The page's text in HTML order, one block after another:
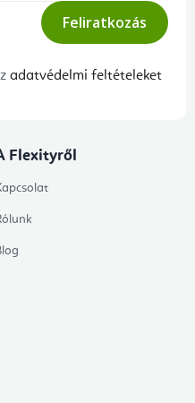
Feliratkozás
adatvédelmi feltételeket
Flexityről